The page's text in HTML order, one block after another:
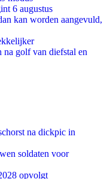
6 augustus
kan worden aangevuld,
golf van diefstal en
na dickpic in
soldaten voor
opvolgt